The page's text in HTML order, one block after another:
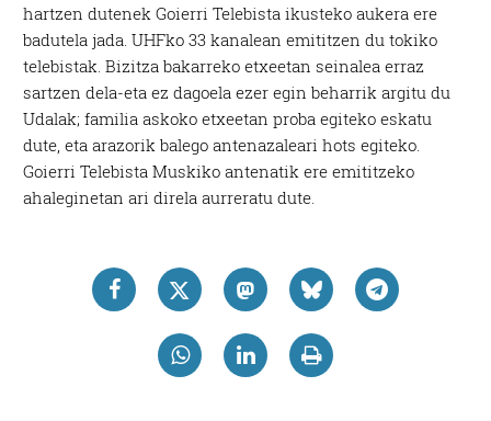
hartzen dutenek Goierri Telebista ikusteko aukera ere
badutela jada. UHFko 33 kanalean emititzen du tokiko
telebistak. Bizitza bakarreko etxeetan seinalea erraz
sartzen dela-eta ez dagoela ezer egin beharrik argitu du
Udalak; familia askoko etxeetan proba egiteko eskatu
dute, eta arazorik balego antenazaleari hots egiteko.
Goierri Telebista Muskiko antenatik ere emititzeko
ahaleginetan ari direla aurreratu dute.